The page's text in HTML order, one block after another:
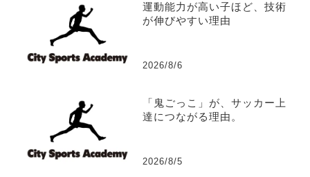
運動能力が高い子ほど、技術
が伸びやすい理由
2026/8/6
「鬼ごっこ」が、サッカー上
達につながる理由。
2026/8/5